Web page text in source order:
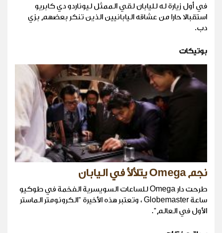
في أول زيارة له لليابان لقي الممثل ليوناردو دي كابريو
استقبالا حارا من عشاقه اليابانيين الذين تنكر بعضهم بزي
دب.
بوتيكات
نجم Omega يتلألأ في اليابان
طرحت دار Omega للساعات السويسرية الفخمة في طوكيو
ساعة Globemaster ، وتعتبر هذه الأخيرة "الكرونومتر الماستر
الأول في العالم".